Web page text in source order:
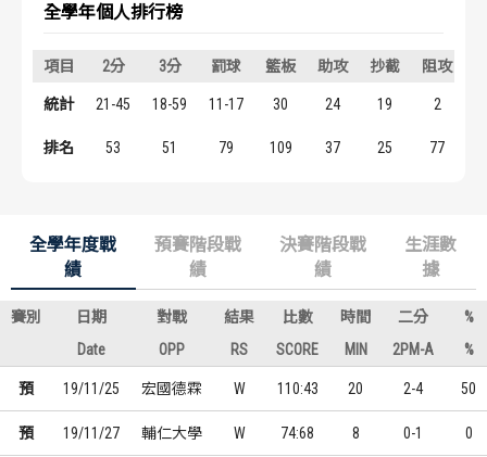
全學年個人排行榜
項目 2分 3分 罰球 籃板 助攻 抄截 阻攻
統計 21-45 18-59 11-17 30 24 19 2
排名 53 51 79 109 37 25 77
全學年度戰
績
預賽階段戰
績
決賽階段戰
績
生涯數
據
賽別 日期 對戰 結果 比數 時間 二分
%
Date
OPP RS SCORE MIN 2PM-A %
預 19/11/25 宏國德霖 W 110:43 20 2-4 50
預 19/11/27 輔仁大學 W 74:68 8 0-1 0